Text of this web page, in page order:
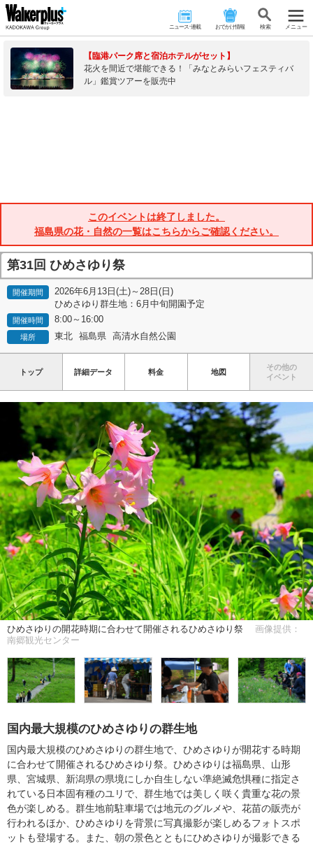
ニュース･連載 おでかけ情報 検 索 メニュー
【臨港パーク席と宿泊ホテルがセット】
花火を間近で堪能できる！「みなとみらいフェスティバ
ル」鑑賞ツアーを販売中
このイベントは終了しました。
福島県の花・自然の一覧はこちらからご確認ください。
第31回 ひめさゆり祭
開催期間
2026年6月13日(土)～28日(日)
ひめさゆり群生地：6月中旬開園予定
開催時間 8:00～16:00
場所 東北 福島県 高清水自然公園
トップ 詳細データ 料金 地図
その他の
イベント
ひめさゆりの開花時期に合わせて開催されるひめさゆり祭
画像提供：
南郷観光センター
国内最大規模のひめさゆりの群生地
国内最大規模のひめさゆりの群生地で、ひめさゆりが開花する時期
に合わせて開催されるひめさゆり祭。ひめさゆりは福島県、山形
県、宮城県、新潟県の県境にしか自生しない準絶滅危惧種に指定さ
れている日本固有種のユリで、群生地では美しく咲く貴重な花の景
色が楽しめる。群生地前駐車場では地元のグルメや、花苗の販売が
行われるほか、ひめさゆりを背景に写真撮影が楽しめるフォトスポ
ットも登場する。また、朝の景色とともにひめさゆりが撮影できる